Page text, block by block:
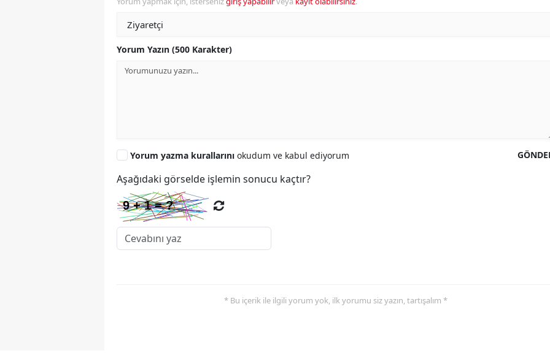
Yorum Yazın (500 Karakter)
Yorum yazma kurallarını okudum ve kabul ediyorum
Aşağıdaki görselde işlemin sonucu kaçtır?
* Bu içerik ile ilgili yorum yok, ilk yorumu siz yazın, tartışalım *